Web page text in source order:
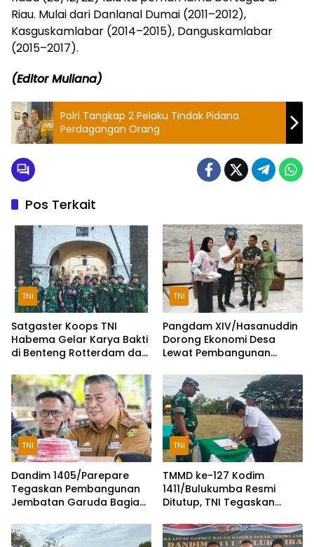
Riau. Mulai dari Danlanal Dumai (2011–2012),
Kasguskamlabar (2014–2015), Danguskamlabar
(2015–2017).
(Editor Muliana)
Polri Tangkap 2 Pelaku Tindak Pidana
Perdagangan Orang
Pos Terkait
TNI
Satgaster Koops TNI
Habema Gelar Karya Bakti
di Benteng Rotterdam dan
Diponegoro
TNI
Pangdam XIV/Hasanuddin
Dorong Ekonomi Desa
Lewat Pembangunan
TNI
Dandim 1405/Parepare
Tegaskan Pembangunan
Jembatan Garuda Bagian
TNI
TMMD ke-127 Kodim
1411/Bulukumba Resmi
Ditutup, TNI Tegaskan
Desa